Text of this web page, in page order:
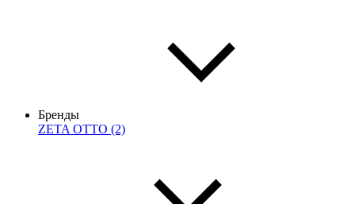
Бренды
ZETA OTTO (2)